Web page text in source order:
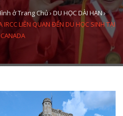
ở Trang Chủ›DU HỌC DÀI HẠN›
LIÊN QUAN ĐẾN DU HỌC SINH TẠI
CANADA